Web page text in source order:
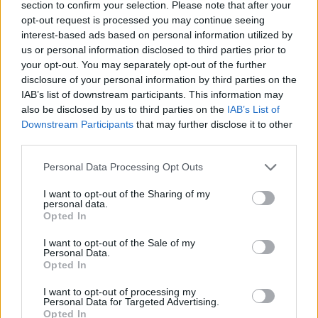
section to confirm your selection. Please note that after your
opt-out request is processed you may continue seeing
interest-based ads based on personal information utilized by
us or personal information disclosed to third parties prior to
your opt-out. You may separately opt-out of the further
disclosure of your personal information by third parties on the
IAB’s list of downstream participants. This information may
also be disclosed by us to third parties on the IAB’s List of
Downstream Participants that may further disclose it to other
Please note that this website/app uses one or more Google
not limited to your visit or usage behaviour. You may click to
grant or deny consent to Google and its third-party tags to
use your data for below specified purposes in below Google
consent section.
Personal Data Processing Opt Outs
I want to opt-out of the Sharing of my
personal data.
Opted In
I want to opt-out of the Sale of my
Personal Data.
Opted In
I want to opt-out of processing my
Personal Data for Targeted Advertising.
Opted In
sulle cooperative cittadine: quel documento
segnò la scelta editoriale di approfondire
responsabilità istituzionali. Tiene linea critica
nella redazione, amante del caffè lungo e del
taccuino sempre pieno.